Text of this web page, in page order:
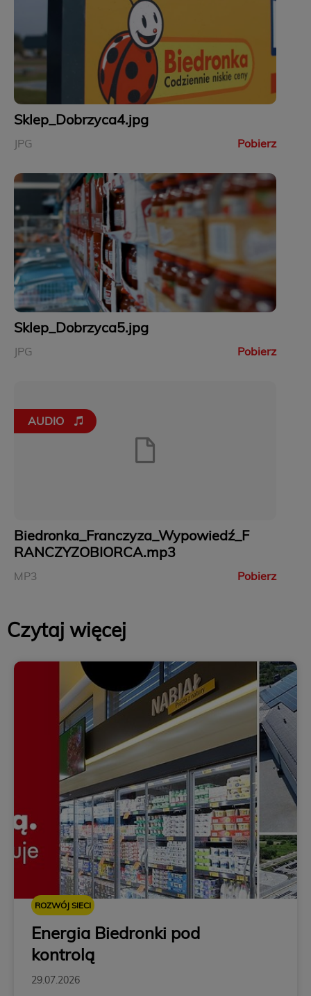
Sklep_Dobrzyca4.jpg
JPG Pobierz
Sklep_Dobrzyca5.jpg
JPG Pobierz
AUDIO
Biedronka_Franczyza_Wypowiedź_F
RANCZYZOBIORCA.mp3
MP3 Pobierz
Czytaj więcej
ROZWÓJ SIECI
Energia Biedronki pod
kontrolą
29.07.2026